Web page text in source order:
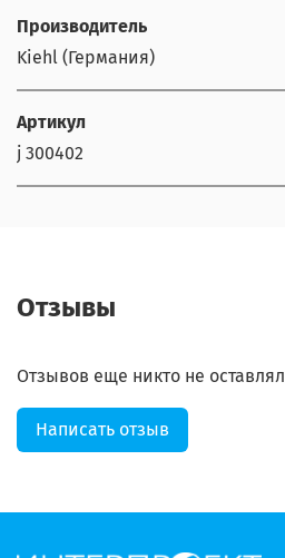
Производитель
Kiehl (Германия)
Артикул
j 300402
Отзывы
Отзывов еще никто не оставлял
Написать отзыв